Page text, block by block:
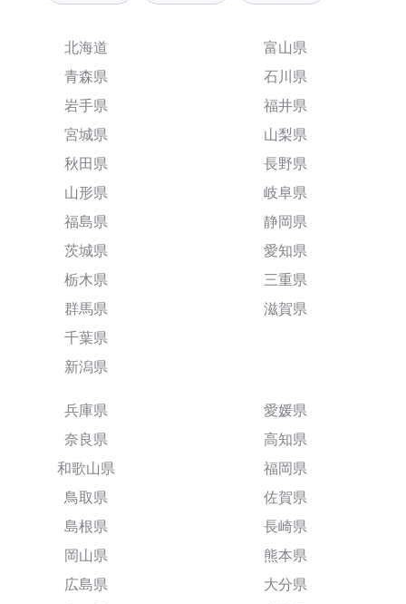
北海道
青森県
岩手県
宮城県
秋田県
山形県
福島県
茨城県
栃木県
群馬県
千葉県
新潟県
富山県
石川県
福井県
山梨県
長野県
岐阜県
静岡県
愛知県
三重県
滋賀県
兵庫県
奈良県
和歌山県
鳥取県
島根県
岡山県
広島県
愛媛県
高知県
福岡県
佐賀県
長崎県
熊本県
大分県